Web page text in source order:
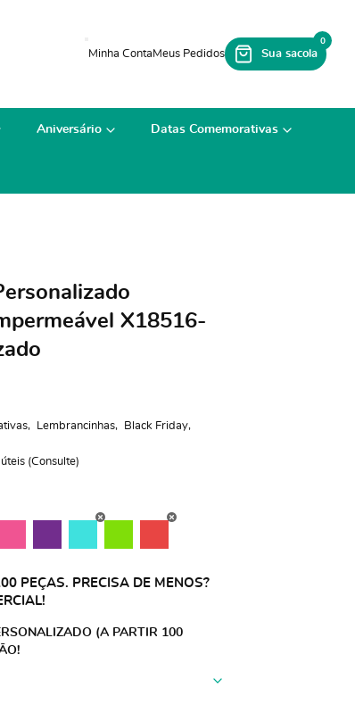
0
Aniversário Datas Comemorativas
X18516-
Lembrancinhas
Black Friday
(Consulte)
PEÇAS. PRECISA DE MENOS?
(A PARTIR 100